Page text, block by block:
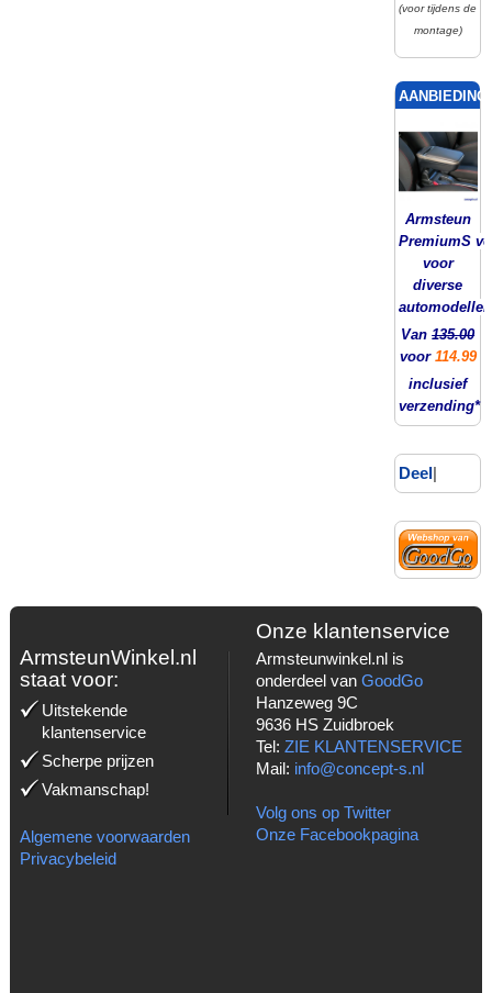
(voor tijdens de
montage)
Armsteun
PremiumS
voor
diverse
automodellen
Van135.00
voor 114.99
inclusief
verzending*
Deel|
ArmsteunWinkel.nl
staat voor:
Uitstekende
klantenservice
Scherpe prijzen
Vakmanschap!
Algemene voorwaarden
Privacybeleid
Onze klantenservice
Armsteunwinkel.nl is
onderdeel van GoodGo
Hanzeweg 9C
9636 HS Zuidbroek
Tel: ZIE KLANTENSERVICE
Mail: info@concept-s.nl
Volg ons op Twitter
Onze Facebookpagina